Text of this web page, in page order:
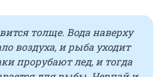
толще. Вода наверху
воздуха, и рыба уходит
прорубают лед, и тогда